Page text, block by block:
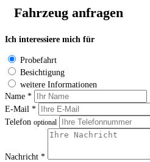
Fahrzeug anfragen
Ich interessiere mich für
Probefahrt
Besichtigung
weitere Informationen
Name *
E-Mail *
Telefon optional
Nachricht *